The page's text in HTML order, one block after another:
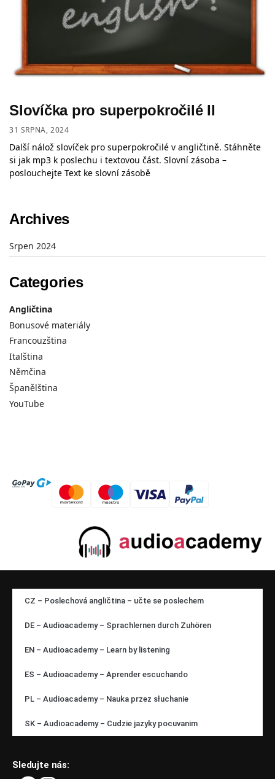
Slovíčka pro superpokročilé II
31 SRPNA, 2024
Další nálož slovíček pro superpokročilé v angličtině. Stáhněte
si jak mp3 k poslechu i textovou část. Slovní zásoba –
poslouchejte Text ke slovní zásobě
Archives
Srpen 2024
Categories
Angličtina
Bonusové materiály
Francouzština
Italština
Němčina
Španělština
YouTube
CZ – Poslechová angličtina – učte se poslechem
DE – Audioacademy – Sprachlernen durch Zuhören
EN – Audioacademy – Learn by listening
ES – Audioacademy – Aprender escuchando
PL – Audioacademy – Nauka przez słuchanie
SK – Audioacademy – Cudzie jazyky pocuvanim
Sledujte nás: